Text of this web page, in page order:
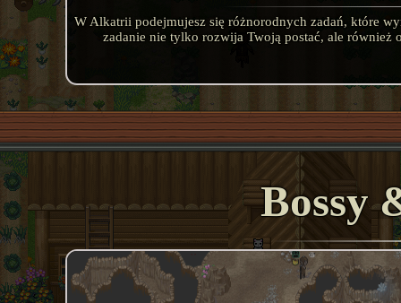
W Alkatrii podejmujesz się różnorodnych zadań, które
zadanie nie tylko rozwija Twoją postać, ale
Bossy